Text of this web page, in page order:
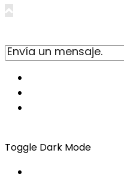
Toggle Dark Mode